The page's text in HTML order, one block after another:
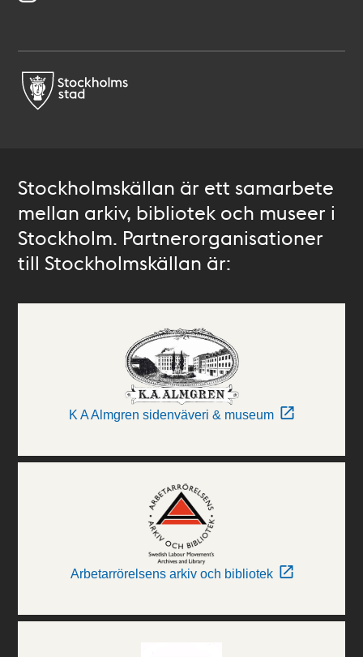
Stockholmskällan är ett samarbete
mellan arkiv, bibliotek och museer i
Stockholm. Partnerorganisationer
till Stockholmskällan är:
K A Almgren sidenväveri & museum
Arbetarrörelsens arkiv och bibliotek